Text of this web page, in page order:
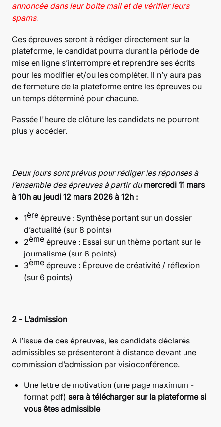
annoncée dans leur boite mail et de vérifier leurs
spams.
Ces épreuves seront à rédiger directement sur la
plateforme, le candidat pourra durant la période de
mise en ligne s’interrompre et reprendre ses écrits
pour les modifier et/ou les compléter. Il n’y aura pas
de fermeture de la plateforme entre les épreuves ou
un temps déterminé pour chacune.
Passée l'heure de clôture les candidats ne pourront
plus y accéder.
Deux jours sont prévus pour rédiger les réponses à
l’ensemble des épreuves à partir dumercredi 11 mars
à 10h au jeudi 12 mars 2026 à 12h :
1ère épreuve : Synthèse portant sur un dossier
d’actualité (sur 8 points)
2ème épreuve : Essai sur un thème portant sur le
journalisme (sur 6 points)
3ème épreuve : Épreuve de créativité / réflexion
(sur 6 points)
2 - L’admission
A l’issue de ces épreuves, les candidats déclarés
admissibles se présenteront à distance devant une
commission d’admission par visioconférence.
Une lettre de motivation (une page maximum -
format pdf) sera à télécharger sur la plateforme si
vous êtes admissible